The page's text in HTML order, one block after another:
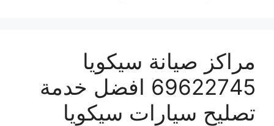
مراكز صيانة سيكويا
69622745 افضل خدمة
تصليح سيارات سيكويا